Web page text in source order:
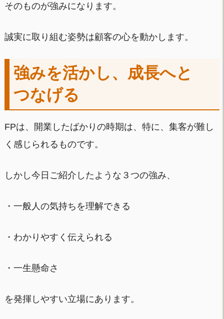
そのものが強みになります。
誠実に取り組む姿勢は顧客の心を動かします。
強みを活かし、成長へと
つなげる
FPは、開業したばかりの時期は、特に、集客が難し
く感じられるものです。
しかし今日ご紹介したような３つの強み、
・一般人の気持ちを理解できる
・わかりやすく伝えられる
・一生懸命さ
を発揮しやすい立場にあります。